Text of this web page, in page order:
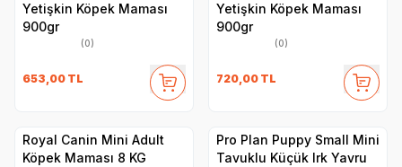
Yetişkin Köpek Maması
900gr
(0)
653,00 TL
Yetişkin Köpek Maması
900gr
(0)
720,00 TL
Royal Canin Mini Adult
Köpek Maması 8 KG
Pro Plan Puppy Small Mini
Tavuklu Küçük Irk Yavru